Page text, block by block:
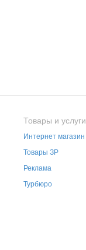
Товары и услуги
Интернет магазин
Товары ЗР
Реклама
Турбюро